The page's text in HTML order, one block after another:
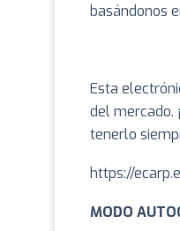
basándonos
Esta
del mercado.
tenerlo
https://
MODO